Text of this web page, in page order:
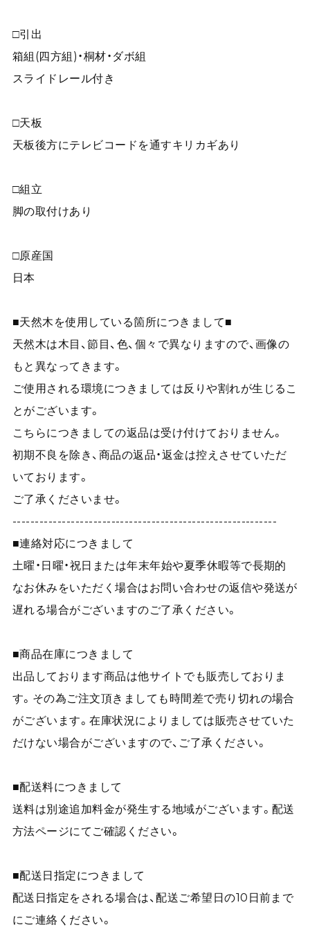
□引出
箱組(四方組)・桐材・ダボ組
スライドレール付き
□天板
天板後方にテレビコードを通すキリカギあり
□組立
脚の取付けあり
□原産国
日本
■天然木を使用している箇所につきまして■
天然木は木目、節目、色、個々で異なりますので、画像の
もと異なってきます。
ご使用される環境につきましては反りや割れが生じるこ
とがございます。
こちらにつきましての返品は受け付けておりません。
初期不良を除き、商品の返品・返金は控えさせていただ
いております。
ご了承くださいませ。
-----------------------------------------------------------
■連絡対応につきまして
土曜・日曜・祝日または年末年始や夏季休暇等で長期的
なお休みをいただく場合はお問い合わせの返信や発送が
遅れる場合がございますのご了承ください。
■商品在庫につきまして
出品しております商品は他サイトでも販売しておりま
す。その為ご注文頂きましても時間差で売り切れの場合
がございます。在庫状況によりましては販売させていた
だけない場合がございますので、ご了承ください。
■配送料につきまして
送料は別途追加料金が発生する地域がございます。配送
方法ページにてご確認ください。
■配送日指定につきまして
配送日指定をされる場合は、配送ご希望日の10日前まで
にご連絡ください。